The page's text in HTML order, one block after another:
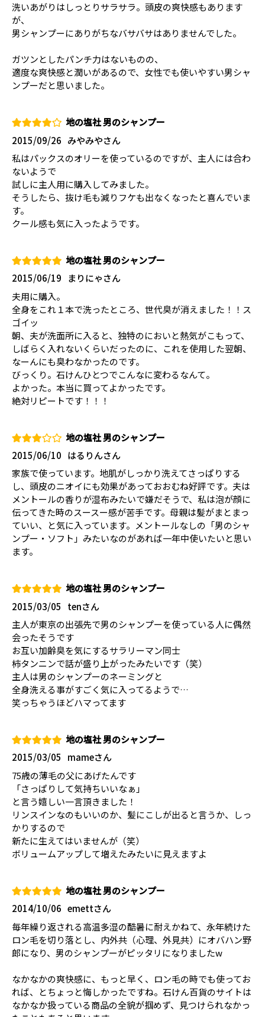
洗いあがりはしっとりサラサラ。頭皮の爽快感もあります
が、
男シャンプーにありがちなバサバサはありませんでした。
ガツンとしたパンチ力はないものの、
適度な爽快感と潤いがあるので、女性でも使いやすい男シャ
ンプーだと思いました。
地の塩社 男のシャンプー
みやみやさん
2015/09/26
私はパックスのオリーを使っているのですが、主人には合わ
ないようで
試しに主人用に購入してみました。
そうしたら、抜け毛も減りフケも出なくなったと喜んでいま
す。
クール感も気に入ったようです。
地の塩社 男のシャンプー
まりにゃさん
2015/06/19
夫用に購入。
全身をこれ１本で洗ったところ、世代臭が消えました！！ス
ゴイッ
朝、夫が洗面所に入ると、独特のにおいと熱気がこもって、
しばらく入れないくらいだったのに、これを使用した翌朝、
なーんにも臭わなかったのです。
びっくり。石けんひとつでこんなに変わるなんて。
よかった。本当に買ってよかったです。
絶対リピートです！！！
地の塩社 男のシャンプー
はるりんさん
2015/06/10
家族で使っています。地肌がしっかり洗えてさっぱりする
し、頭皮のニオイにも効果があっておおむね好評です。夫は
メントールの香りが湿布みたいで嫌だそうで、私は泡が顔に
伝ってきた時のスースー感が苦手です。母親は髪がまとまっ
ていい、と気に入っています。メントールなしの「男のシャ
ンプー・ソフト」みたいなのがあれば一年中使いたいと思い
ます。
地の塩社 男のシャンプー
tenさん
2015/03/05
主人が東京の出張先で男のシャンプーを使っている人に偶然
会ったそうです
お互い加齢臭を気にするサラリーマン同士
柿タンニンで話が盛り上がったみたいです（笑）
主人は男のシャンプーのネーミングと
全身洗える事がすごく気に入ってるようで…
笑っちゃうほどハマってます
地の塩社 男のシャンプー
mameさん
2015/03/05
75歳の薄毛の父にあげたんです
「さっぱりして気持ちいいなぁ」
と言う嬉しい一言頂きました！
リンスインなのもいいのか、髪にこしが出ると言うか、しっ
かりするので
新たに生えてはいませんが（笑）
ボリュームアップして増えたみたいに見えますよ
地の塩社 男のシャンプー
emettさん
2014/10/06
毎年繰り返される高温多湿の酷暑に耐えかねて、永年続けた
ロン毛を切り落とし、内外共（心理、外見共）にオバハン野
郎になり、男のシャンプーがピッタリになりましたw
なかなかの爽快感に、もっと早く、ロン毛の時でも使ってお
れば、とちょっと悔しかったですね。石けん百貨のサイトは
なかなか扱っている商品の全貌が掴めず、見つけられなかっ